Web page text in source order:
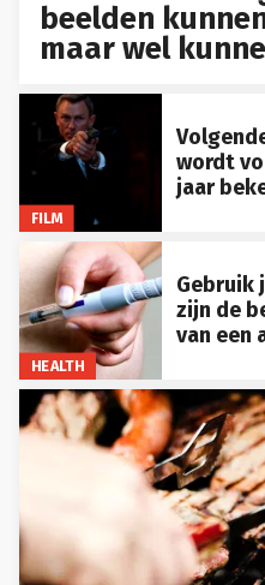
beelden
maar wel
FILM
wordt
jaar
HEALTH
Gebruik
zijn de
van een